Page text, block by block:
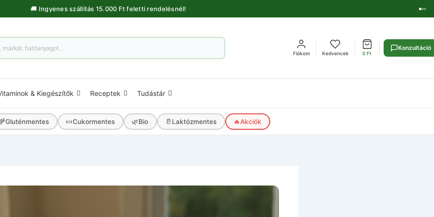
🚚 Ingyenes szállítás 15.000 Ft feletti rendelésnél!
Fiókom Kedvencek 0Ft
Konzultáció
& Kiegészítők Receptek Tudástár
Gluténmentes 🍬Cukormentes 🌿Bio 🥛 Laktózmentes 🔥Akciók